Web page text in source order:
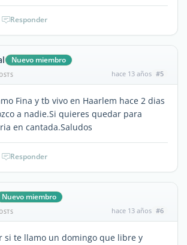
Responder
Nuevo miembro
hace 13 años #5
Fina y tb vivo en Haarlem hace 2 dias
a nadie.Si quieres quedar para
en cantada.Saludos
Responder
Nuevo miembro
hace 13 años #6
si te llamo un domingo que libre y